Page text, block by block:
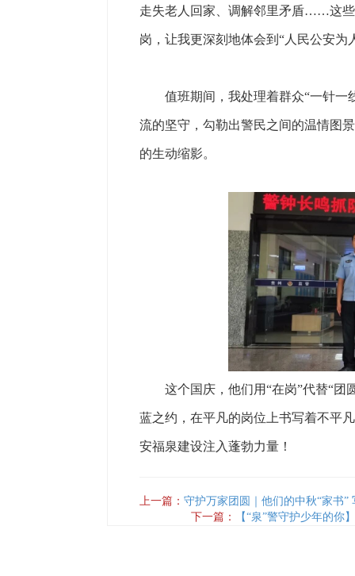
走失老人回家、调解邻里矛盾……这
岗，让我更深刻地体会到“人民公安为
值班期间，我处理着群众“一针一
流的坚守，勾勒出警民之间的温情图
的生动缩影。
这个国庆，他们用“在岗”代替“团圆
蓝之约，在平凡的岗位上书写着不平
安福泉建设注入蓬勃力量！
上一篇： 守护万家团圆｜他们的中秋“家书”
下一篇：
【“泉”警守护少年的